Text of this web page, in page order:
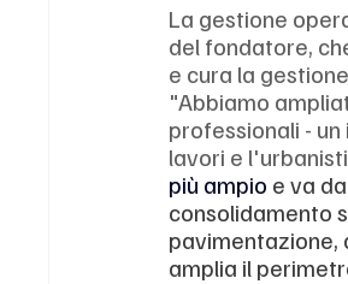
La gestione
del fondatore,
e cura la
"Abbiamo
professionali -
lavori e
più ampio e va
consolidamento
pavimentazione,
amplia il